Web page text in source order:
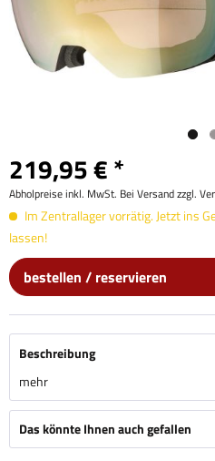
219,95 € *
Abholpreise inkl. MwSt. Bei Versand zzgl.
Im Zentrallager vorrätig. Jetzt ins
lassen!
bestellen / reservieren
Beschreibung
mehr
Das könnte Ihnen auch gefallen